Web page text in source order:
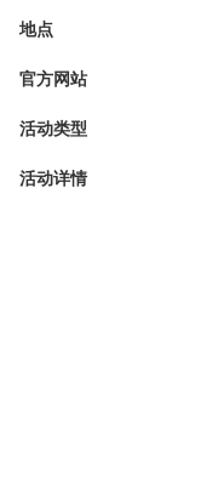
地点
官方网站
活动类型
活动详情